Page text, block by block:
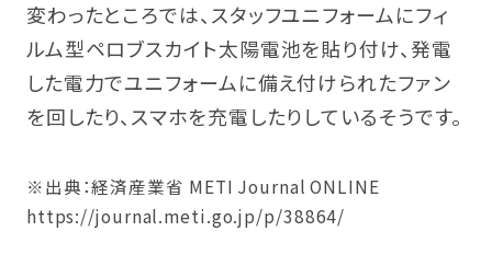
変わったところでは、スタッフユニフォームにフィ
ルム型ペロブスカイト太陽電池を貼り付け、発電
した電力でユニフォームに備え付けられたファン
を回したり、スマホを充電したりしているそうです。
※出典：経済産業省 METI Journal ONLINE
https://journal.meti.go.jp/p/38864/